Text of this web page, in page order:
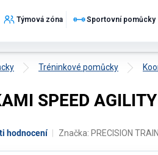
Týmová zóna Sportovní pomůcky
Tréninkové pomůcky
SPEED
hodnocení Značka: PRECISION